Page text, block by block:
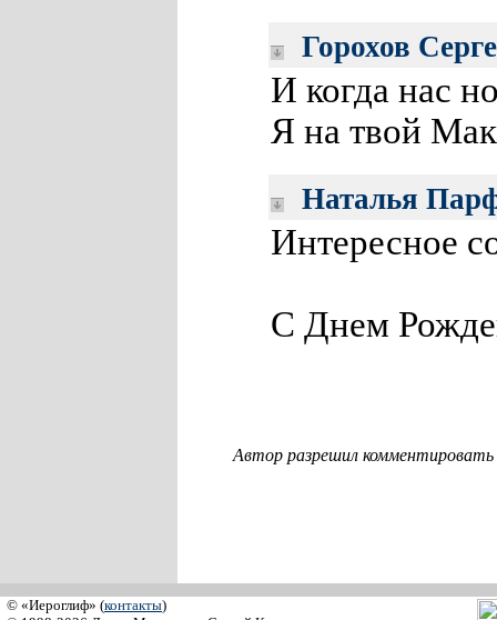
Горохов
И когда нас
Я на твой
Наталья
Интересное
С Днем
Автор разрешил
© «Иероглиф» (контакты)